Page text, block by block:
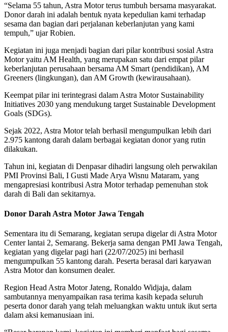
“Selama 55 tahun, Astra Motor terus tumbuh bersama masyarakat.
Donor darah ini adalah bentuk nyata kepedulian kami terhadap
sesama dan bagian dari perjalanan keberlanjutan yang kami
tempuh,” ujar Robien.
Kegiatan ini juga menjadi bagian dari pilar kontribusi sosial Astra
Motor yaitu AM Health, yang merupakan satu dari empat pilar
keberlanjutan perusahaan bersama AM Smart (pendidikan), AM
Greeners (lingkungan), dan AM Growth (kewirausahaan).
Keempat pilar ini terintegrasi dalam Astra Motor Sustainability
Initiatives 2030 yang mendukung target Sustainable Development
Goals (SDGs).
Sejak 2022, Astra Motor telah berhasil mengumpulkan lebih dari
2.975 kantong darah dalam berbagai kegiatan donor yang rutin
dilakukan.
Tahun ini, kegiatan di Denpasar dihadiri langsung oleh perwakilan
PMI Provinsi Bali, I Gusti Made Arya Wisnu Mataram, yang
mengapresiasi kontribusi Astra Motor terhadap pemenuhan stok
darah di Bali dan sekitarnya.
Donor Darah Astra Motor Jawa Tengah
Sementara itu di Semarang, kegiatan serupa digelar di Astra Motor
Center lantai 2, Semarang. Bekerja sama dengan PMI Jawa Tengah,
kegiatan yang digelar pagi hari (22/07/2025) ini berhasil
mengumpulkan 55 kantong darah. Peserta berasal dari karyawan
Astra Motor dan konsumen dealer.
Region Head Astra Motor Jateng, Ronaldo Widjaja, dalam
sambutannya menyampaikan rasa terima kasih kepada seluruh
peserta donor darah yang telah meluangkan waktu untuk ikut serta
dalam aksi kemanusiaan ini.